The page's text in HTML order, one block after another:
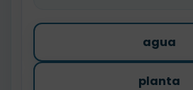
agua
planta